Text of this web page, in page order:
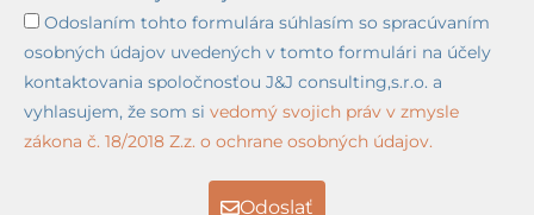
Odoslaním tohto formulára súhlasím so spracúvaním
osobných údajov uvedených v tomto formulári na účely
kontaktovania spoločnosťou J&J consulting,s.r.o. a
vyhlasujem, že som si vedomý svojich práv v zmysle
zákona č. 18/2018 Z.z. o ochrane osobných údajov.
Odoslať